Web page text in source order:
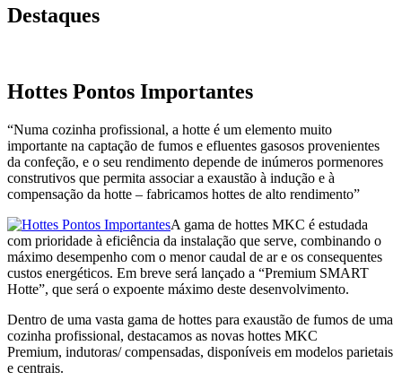
Destaques
Hottes Pontos Importantes
“Numa cozinha profissional, a hotte é um elemento muito
importante na captação de fumos e efluentes gasosos provenientes
da confeção, e o seu rendimento depende de inúmeros pormenores
construtivos que permita associar a exaustão à indução e à
compensação da hotte – fabricamos hottes de alto rendimento”
A gama de hottes MKC é estudada
com prioridade à eficiência da instalação que serve, combinando o
máximo desempenho com o menor caudal de ar e os consequentes
custos energéticos. Em breve será lançado a “Premium SMART
Hotte”, que será o expoente máximo deste desenvolvimento.
Dentro de uma vasta gama de hottes para exaustão de fumos de uma
cozinha profissional, destacamos as novas hottes MKC
Premium, indutoras/ compensadas, disponíveis em modelos parietais
e centrais.